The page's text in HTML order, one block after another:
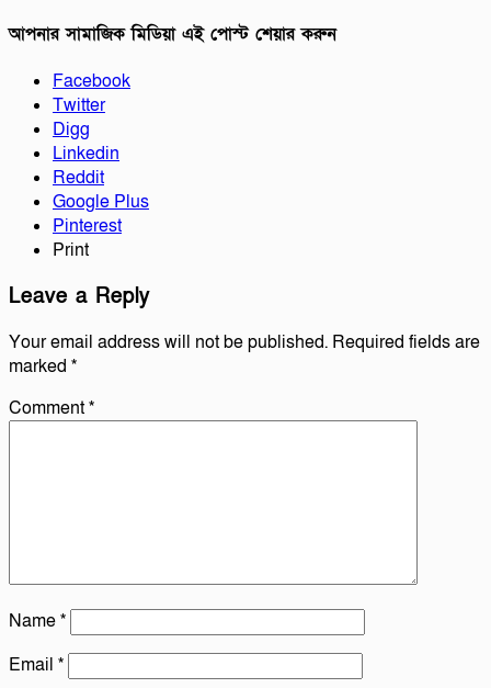
আপনার সামাজিক মিডিয়া এই পোস্ট শেয়ার করুন
Facebook
Twitter
Digg
Linkedin
Reddit
Google Plus
Pinterest
Print
Leave a Reply
Your email address will not be published. Required fields are
marked *
Comment*
Name*
Email *